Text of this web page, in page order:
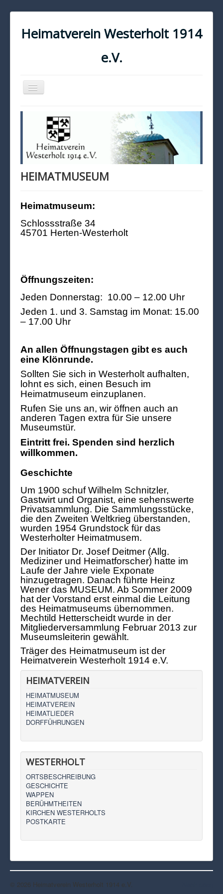
Heimatverein Westerholt 1914
e.V.
Navigation
an/aus
KONTAKT
IMPRESSUM
DATENSCHUTZ
HEIMATMUSEUM
Heimatmuseum:
Schlossstraße 34
45701 Herten-Westerholt
Öffnungszeiten:
Jeden Donnerstag: 10.00 – 12.00 Uhr
Jeden 1. und 3. Samstag im Monat: 15.00
– 17.00 Uhr
An allen Öffnungstagen gibt es auch
eine Klönrunde.
Sollten Sie sich in Westerholt aufhalten,
lohnt es sich, einen Besuch im
Heimatmuseum einzuplanen.
Rufen Sie uns an, wir öffnen auch an
anderen Tagen extra für Sie unsere
Museumstür.
Eintritt frei. Spenden sind herzlich
willkommen.
Geschichte
Um 1900 schuf Wilhelm Schnitzler,
Gastwirt und Organist, eine sehenswerte
Privatsammlung. Die Sammlungsstücke,
die den Zweiten Weltkrieg überstanden,
wurden 1954 Grundstock für das
Westerholter Heimatmusem.
Der Initiator Dr. Josef Deitmer (Allg.
Mediziner und Heimatforscher) hatte im
Laufe der Jahre viele Exponate
hinzugetragen. Danach führte Heinz
Wener das MUSEUM. Ab Sommer 2009
hat der Vorstand erst einmal die Leitung
des Heimatmuseums übernommen.
Mechtild Hetterscheidt wurde in der
Mitgliederversammlung Februar 2013 zur
Museumsleiterin gewählt.
Träger des Heimatmuseum ist der
Heimatverein Westerholt 1914 e.V.
HEIMATVEREIN
HEIMATMUSEUM
HEIMATVEREIN
HEIMATLIEDER
DORFFÜHRUNGEN
WESTERHOLT
ORTSBESCHREIBUNG
GESCHICHTE
WAPPEN
BERÜHMTHEITEN
KIRCHEN WESTERHOLTS
POSTKARTE
© 2026 Heimatverein Westerholt 1914 e.V.